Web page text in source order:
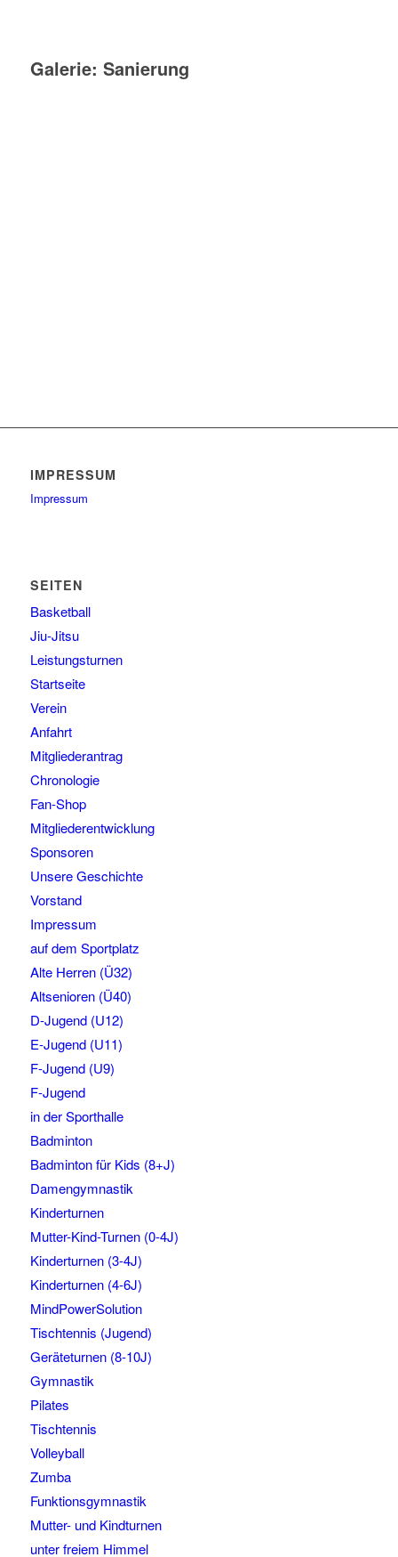
Galerie: Sanierung
IMPRESSUM
Impressum
SEITEN
Basketball
Jiu-Jitsu
Leistungsturnen
Startseite
Verein
Anfahrt
Mitgliederantrag
Chronologie
Fan-Shop
Mitgliederentwicklung
Sponsoren
Unsere Geschichte
Vorstand
Impressum
auf dem Sportplatz
Alte Herren (Ü32)
Altsenioren (Ü40)
D-Jugend (U12)
E-Jugend (U11)
F-Jugend (U9)
F-Jugend
in der Sporthalle
Badminton
Badminton für Kids (8+J)
Damengymnastik
Kinderturnen
Mutter-Kind-Turnen (0-4J)
Kinderturnen (3-4J)
Kinderturnen (4-6J)
MindPowerSolution
Tischtennis (Jugend)
Geräteturnen (8-10J)
Gymnastik
Pilates
Tischtennis
Volleyball
Zumba
Funktionsgymnastik
Mutter- und Kindturnen
unter freiem Himmel